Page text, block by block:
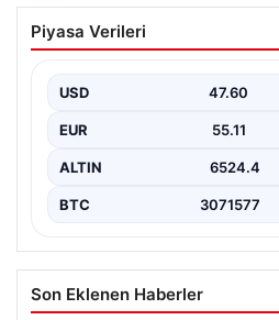
Bolu’da Vahşet: Yavru
İğrenç Olay Kameralara
günlerde meydana gelen
sakinleri derinden sarstı.
Piyasa Verileri
USD 47.60
EUR 55.11
ALTIN 6524.4
BTC 3071577
Son Eklenen Haberler